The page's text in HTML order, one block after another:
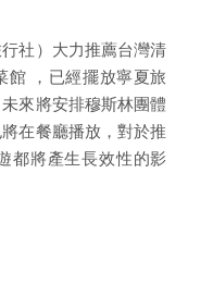
社）大力推薦台灣清
館 ，已經擺放寧夏旅
來將安排穆斯林團體
在餐廳播放，對於推
都將產生長效性的影